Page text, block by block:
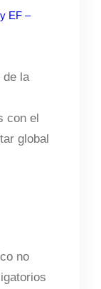
EF –
la
con el
global
no